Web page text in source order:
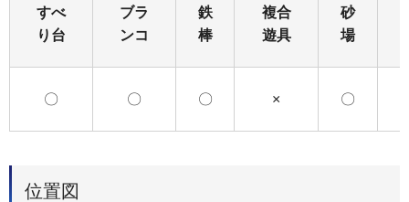
すべ
り台
ブラ
ンコ
鉄
棒
複合
遊具
砂
場
〇 〇 〇 × 〇
位置図